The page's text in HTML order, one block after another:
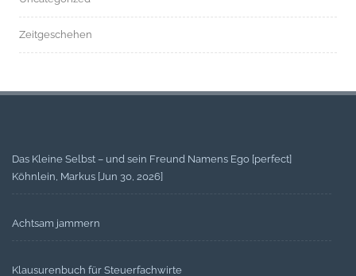
Zeitgeschehen
Das Kleine Selbst – und sein Freund Namens Ego [perfect]
Köhnlein, Markus [Jun 30, 2026]
Achtsam jammern
Klausurenbuch für Steuerfachwirte